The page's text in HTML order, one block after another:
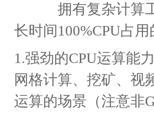
拥有复杂计算工
长时间100%CPU占
1.强劲的CPU运算能
网格计算、挖矿、视
运算的场景（注意非